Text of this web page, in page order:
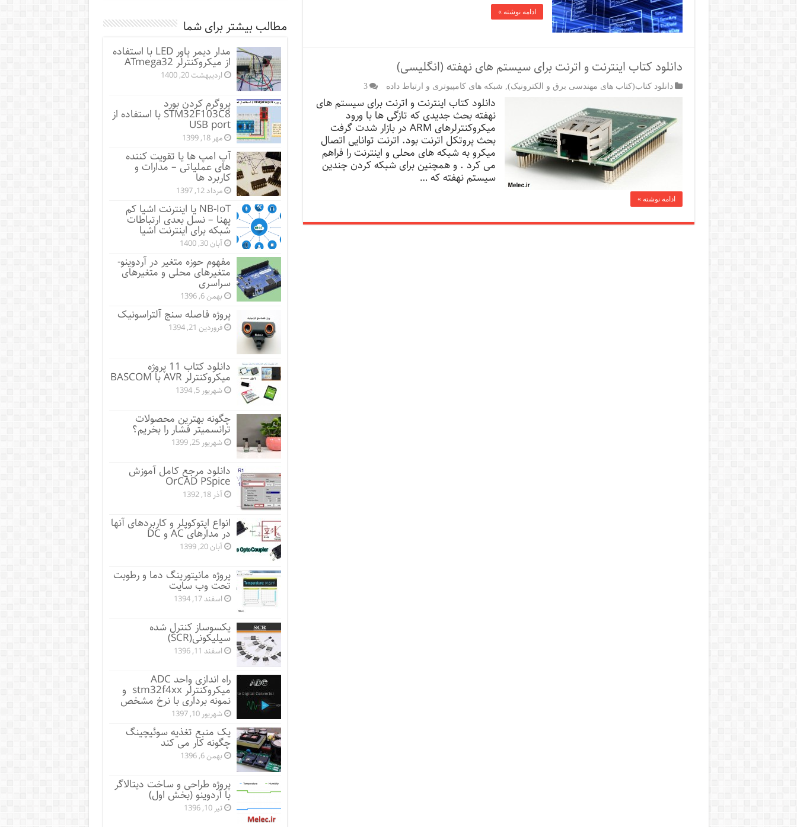
ادامه نوشته »
دانلود کتاب اینترنت و اترنت برای سیستم های نهفته (انگلیسی)
دانلود کتاب(کتاب های مهندسی برق و الکترونیک) شبکه های کامپیوتری و ارتباط داده 3
دانلود کتاب اینترنت و اترنت برای سیستم های
نهفته بحث جدیدی که تازگی ها با ورود
میکروکنترلرهای ARM در بازار شدت گرفت
بحث پروتکل اترنت بود. اترنت توانایی اتصال
میکرو به شبکه های محلی و اینترنت را فراهم
می کرد . و همچنین برای شبکه کردن چندین
سیستم نهفته که …
ادامه نوشته »
مطالب بیشتر برای شما
مدار دیمر پاور LED با استفاده
از میکروکنترلر ATmega32
اردیبهشت 20, 1400
پروگرم کردن بورد
STM32F103C8 با استفاده از
USB port
مهر 18, 1399
آپ امپ ها یا تقویت کننده
های عملیاتی – مدارات و
کاربرد ها
مرداد 12, 1397
NB-IoT یا اینترنت اشیا کم
پهنا – نسل بعدی ارتباطات
شبکه برای اینترنت اشیا
آبان 30, 1400
مفهوم حوزه متغیر در آردوینو-
متغیرهای محلی و متغیرهای
سراسری
بهمن 6, 1396
پروژه فاصله سنج آلتراسونیک
فروردین 21, 1394
دانلود کتاب 11 پروژه
میکروکنترلر AVR با BASCOM
شهریور 5, 1394
چگونه بهترین محصولات
ترانسمیتر فشار را بخریم؟
شهریور 25, 1399
دانلود مرجع کامل آموزش
OrCAD PSpice
آذر 18, 1392
انواع اپتوکوپلر و کاربردهای آنها
در مدارهای AC و DC
آبان 20, 1399
پروژه مانيتورينگ دما و رطوبت
تحت وب سایت
اسفند 17, 1394
یکسوساز کنترل شده
سیلیکونی(SCR)
اسفند 11, 1396
راه اندازی واحد ADC
میکروکنترلر stm32f4xx و
نمونه برداری با نرخ مشخص
شهریور 10, 1397
یک منبع تغذیه سوئیچینگ
چگونه کار می کند
بهمن 6, 1396
پروژه طراحی و ساخت دیتالاگر
با آردوینو (بخش اول)
تیر 10, 1396